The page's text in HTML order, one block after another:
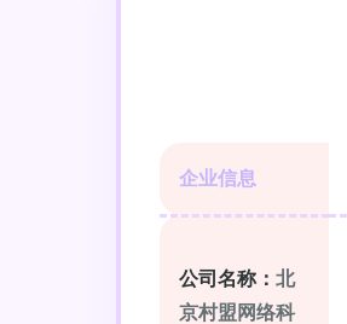
企业信息
公司名称： 北
京村盟网络科